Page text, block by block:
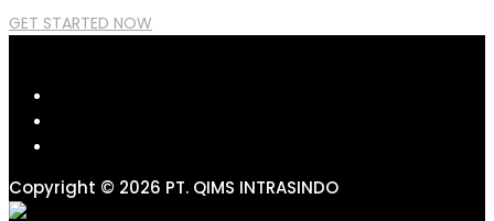
GET STARTED NOW
Copyright © 2026 PT. QIMS INTRASINDO